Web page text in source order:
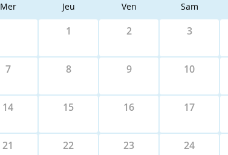
Mer Jeu Ven Sam
1 2 3
7 8 9 10
14 15 16 17
21 22 23 24